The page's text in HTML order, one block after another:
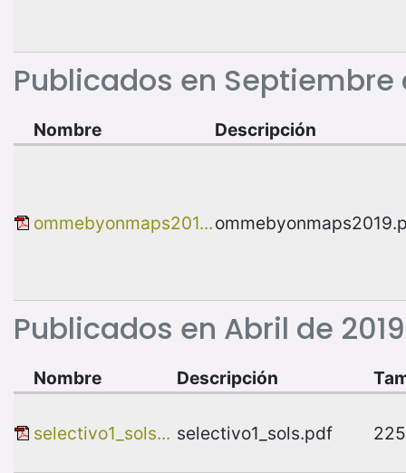
Publicados en Septiembre
Publicados en Abril de 2019
Nombre Descripción
ommebyonmaps201...
Nombre Descripción
selectivo1_sols... selectivo1_sols.pdf